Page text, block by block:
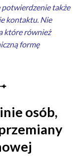
potwierdzenie także
kontaktu. Nie
które również
formę
osób,